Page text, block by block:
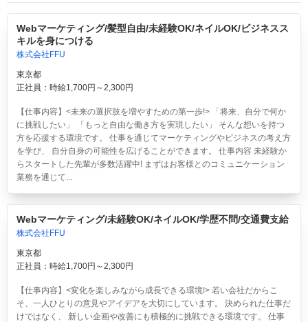
Webマーケティング/髪型自由/未経験OK/ネイルOK/ビジネスス
キルを身につける
株式会社FFU
東京都
正社員：時給1,700円～2,300円
【仕事内容】<未来の選択肢を増やすための第一歩!> 「将来、自分で何か
に挑戦したい」 「もっと自由な働き方を実現したい」 そんな想いを持つ
方を応援する環境です。 仕事を通じてマーケティングやビジネスの考え方
を学び、 自分自身の可能性を広げることができます。 仕事内容 未経験か
らスタートした先輩が多数活躍中! まずはお客様とのコミュニケーション
業務を通じて...
Webマーケティング/未経験OK/ネイルOK/学歴不問/交通費支給
株式会社FFU
東京都
正社員：時給1,700円～2,300円
【仕事内容】<変化を楽しみながら成長できる環境!> 若い会社だからこ
そ、一人ひとりの意見やアイデアを大切にしています。 決められた仕事だ
けではなく、 新しい企画や改善にも積極的に挑戦できる環境です。 仕事